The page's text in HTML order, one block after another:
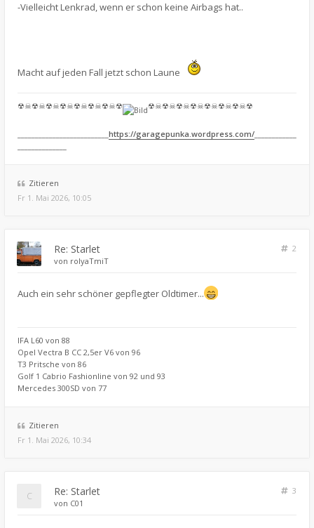
-Vielleicht Lenkrad, wenn er schon keine Airbags hat..
Macht auf jeden Fall jetzt schon Laune
☢☠☢☠☢☠☢☠☢☠☢☠☢☠☢ ☢☠☢☠☢☠☢☠☢☠☢☠☢☠☢
https://garagepunka.wordpress.com/
Zitieren
Fr 1. Mai 2026, 10:05
Re: Starlet
2
von rolyaTmiT
Auch ein sehr schöner gepflegter Oldtimer...
IFA L60 von 88
Opel Vectra B CC 2,5er V6 von 96
T3 Pritsche von 86
Golf 1 Cabrio Fashionline von 92 und 93
Mercedes 300SD von 77
Zitieren
Fr 1. Mai 2026, 10:34
Re: Starlet
3
von C01